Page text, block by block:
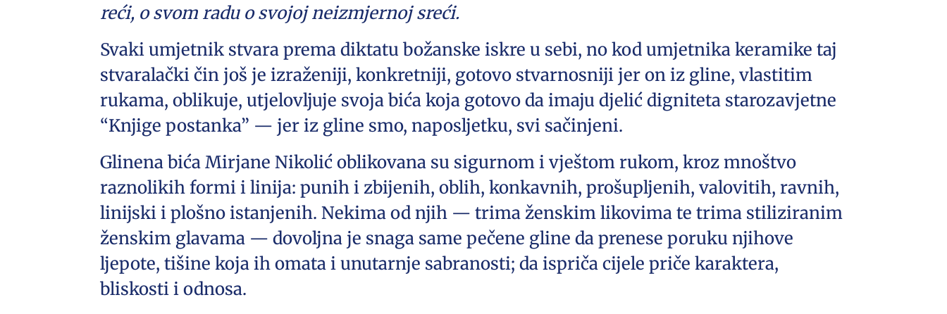
reći, o svom radu o svojoj neizmjernoj sreći.
Svaki umjetnik stvara prema diktatu božanske iskre u sebi, no kod umjetnika keramike taj
stvaralački čin još je izraženiji, konkretniji, gotovo stvarnosniji jer on iz gline, vlastitim
rukama, oblikuje, utjelovljuje svoja bića koja gotovo da imaju djelić digniteta starozavjetne
“Knjige postanka” — jer iz gline smo, naposljetku, svi sačinjeni.
Glinena bića Mirjane Nikolić oblikovana su sigurnom i vještom rukom, kroz mnoštvo
raznolikih formi i linija: punih i zbijenih, oblih, konkavnih, prošupljenih, valovitih, ravnih,
linijski i plošno istanjenih. Nekima od njih — trima ženskim likovima te trima stiliziranim
ženskim glavama — dovoljna je snaga same pečene gline da prenese poruku njihove
ljepote, tišine koja ih omata i unutarnje sabranosti; da ispriča cijele priče karaktera,
bliskosti i odnosa.